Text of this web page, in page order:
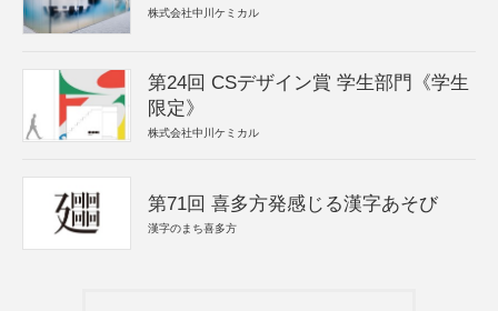
株式会社中川ケミカル
第24回 CSデザイン賞 学生部門《学生
限定》
株式会社中川ケミカル
第71回 喜多方発感じる漢字あそび
漢字のまち喜多方